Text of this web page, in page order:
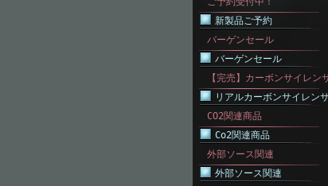
新製品ご予約
バーゲンセール
バーゲンセール
【完売】カーボンサイレン
リアルカーボンサイレン
CO2関連商品
Co2関連商品
外部ソース関連
外部ソース関連